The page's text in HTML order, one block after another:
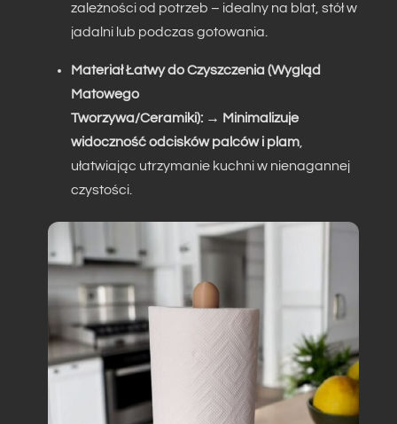
zależności od potrzeb – idealny na blat, stół w
jadalni lub podczas gotowania.
Materiał Łatwy do Czyszczenia (Wygląd
Matowego
Tworzywa/Ceramiki):→ Minimalizuje
widoczność odcisków palców i plam,
ułatwiając utrzymanie kuchni w nienagannej
czystości.